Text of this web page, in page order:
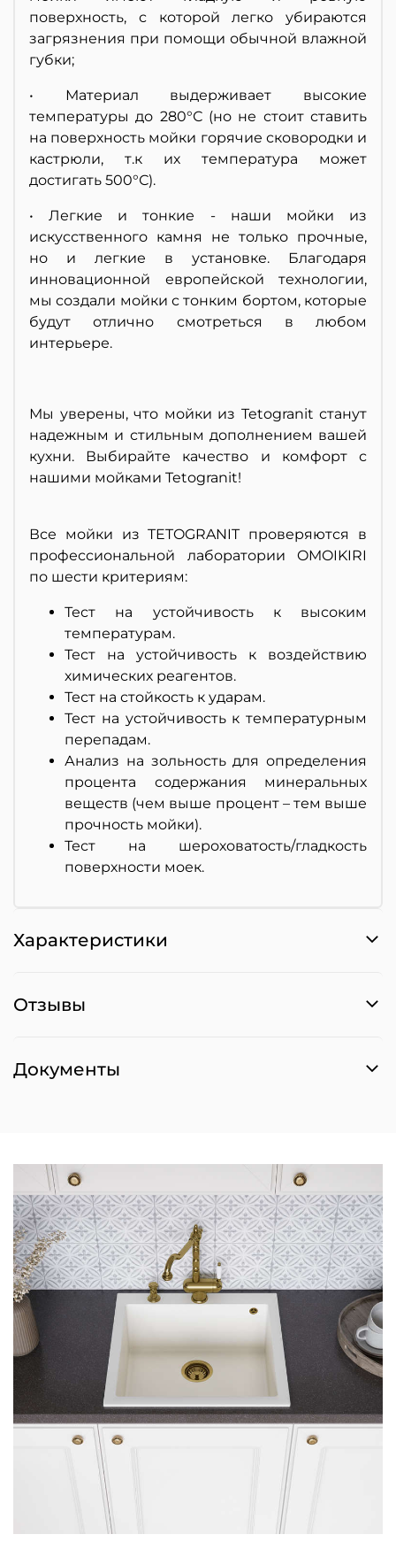
поверхность, с которой легко убираются
загрязнения при помощи обычной влажной
губки;
• Материал выдерживает высокие
температуры до 280°С (но не стоит ставить
на поверхность мойки горячие сковородки и
кастрюли, т.к их температура может
достигать 500°С).
• Легкие и тонкие - наши мойки из
искусственного камня не только прочные,
но и легкие в установке. Благодаря
инновационной европейской технологии,
мы создали мойки с тонким бортом, которые
будут отлично смотреться в любом
интерьере.
Мы уверены, что мойки из Tetogranit станут
надежным и стильным дополнением вашей
кухни. Выбирайте качество и комфорт с
нашими мойками Tetogranit!
Все мойки из TETOGRANIT проверяются в
профессиональной лаборатории OMOIKIRI
по шести критериям:
Тест на устойчивость к высоким
температурам.
Тест на устойчивость к воздействию
химических реагентов.
Тест на стойкость к ударам.
Тест на устойчивость к температурным
перепадам.
Анализ на зольность для определения
процента содержания минеральных
веществ (чем выше процент – тем выше
прочность мойки).
Тест на шероховатость/гладкость
поверхности моек.
Характеристики
Отзывы
Документы